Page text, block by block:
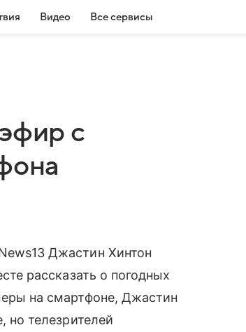
Видео Все сервисы
с
Джастин Хинтон
рассказать о погодных
на смартфоне, Джастин
но телезрителей